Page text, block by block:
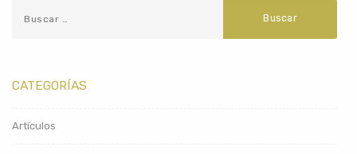
CATEGORÍAS
Artículos